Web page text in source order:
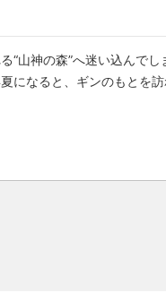
“山神の森”へ迷い込んで
になると、ギンのもとを